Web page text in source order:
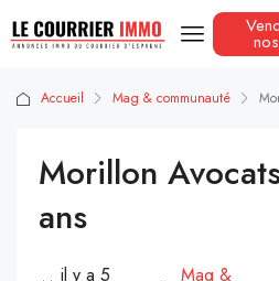
Accueil Mag & communauté
Morillon
ans
il y a 5
Mag &